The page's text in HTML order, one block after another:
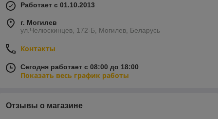
Работает с 01.10.2013
г. Могилев
ул.Челюскинцев, 172-Б, Могилев, Беларусь
Контакты
Сегодня работает с 08:00 до 18:00
Показать весь график работы
Отзывы о магазине